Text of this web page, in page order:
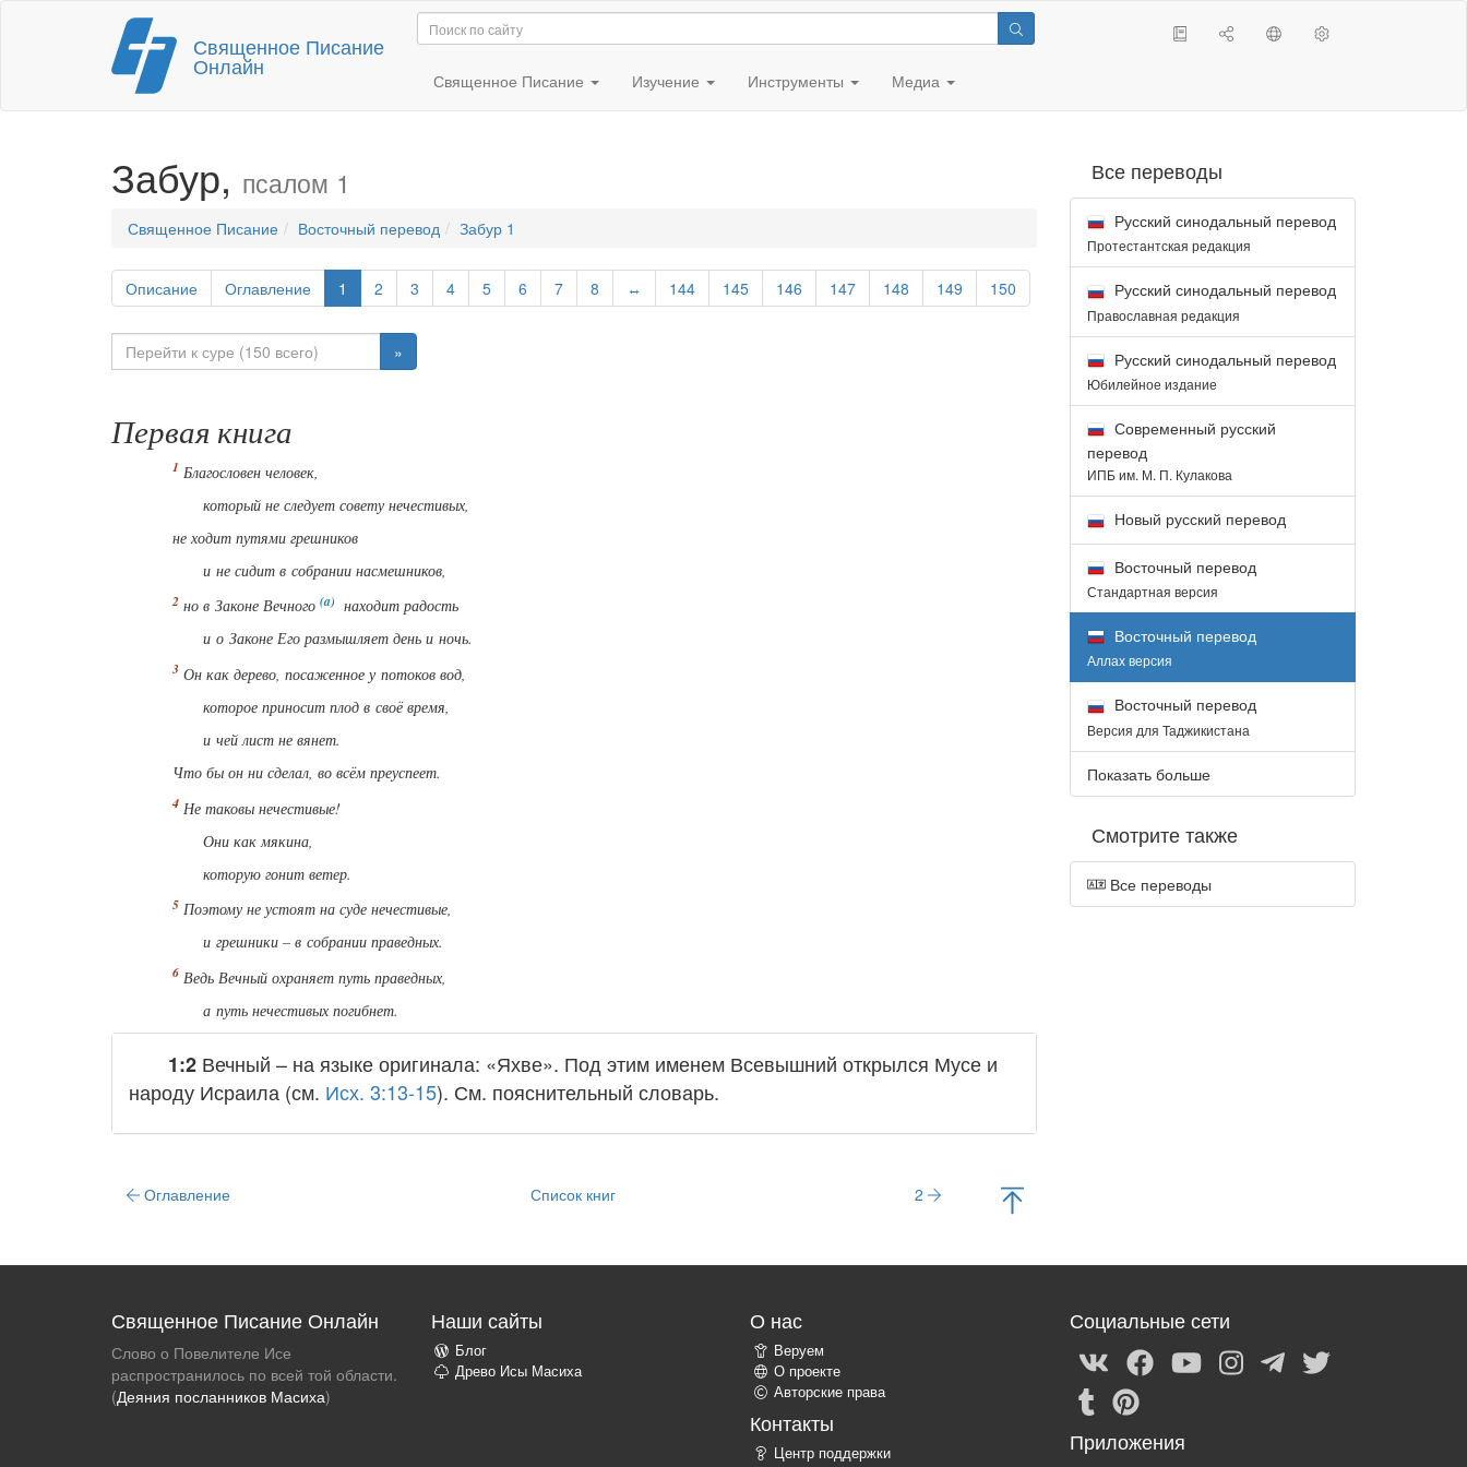
Перейти
к
содержимому
Священное Писание
Онлайн
Священное Писание Изучение Инструменты Медиа
Забур, псалом 1
Священное Писание Восточный перевод Забур 1
Описание Оглавление 1 2 3 4 5 6 7 8 ↔ 144 145 146 147 148 149 150
»
Первая книга
Благословен человек,
который не следует совету нечестивых,
не ходит путями грешников
и не сидит в собрании насмешников,
но в Законе Вечного
находит радость
и о Законе Его размышляет день и ночь.
Он как дерево, посаженное у потоков вод,
которое приносит плод в своё время,
и чей лист не вянет.
Что бы он ни сделал, во всём преуспеет.
Не таковы нечестивые!
Они как мякина,
которую гонит ветер.
Поэтому не устоят на суде нечестивые,
и грешники – в собрании праведных.
Ведь Вечный охраняет путь праведных,
а путь нечестивых погибнет.
1:2 Вечный – на языке оригинала: «Яхве». Под этим именем Всевышний открылся Мусе и
народу Исраила (см. Исх. 3:13-15). См. пояснительный словарь.
Оглавление Список книг 2
Все переводы
Русский синодальный перевод
Протестантская редакция
Русский синодальный перевод
Православная редакция
Русский синодальный перевод
Юбилейное издание
Современный русский
перевод
ИПБ им. М. П. Кулакова
Новый русский перевод
Восточный перевод
Стандартная версия
Восточный перевод
Аллах версия
Восточный перевод
Версия для Таджикистана
Показать больше
Смотрите также
Все переводы
Священное Писание Онлайн
Слово о Повелителе Исе
распространилось по всей той области.
(Деяния посланников Масиха)
Наши сайты
Блог
Древо Исы Масиха
О нас
Веруем
О проекте
Авторские права
Контакты
Центр поддержки
Социальные сети
Приложения